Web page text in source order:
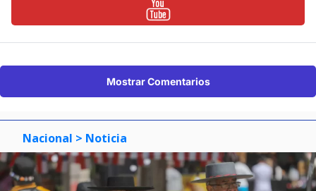
Mostrar Comentarios
Nacional > Noticia